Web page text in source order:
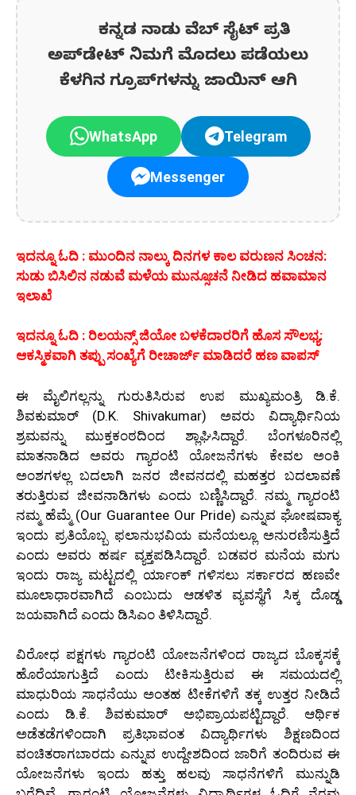
ಕನ್ನಡ ನಾಡು ವೆಬ್ ಸೈಟ್ ಪ್ರತಿ
ಅಪ್‌ಡೇಟ್‌ ನಿಮಗೆ ಮೊದಲು ಪಡೆಯಲು
ಕೆಳಗಿನ ಗ್ರೂಪ್‌ಗಳನ್ನು ಜಾಯಿನ್ ಆಗಿ
WhatsApp Telegram
Messenger
ಇದನ್ನೂ ಓದಿ : ಮುಂದಿನ ನಾಲ್ಕು ದಿನಗಳ ಕಾಲ ವರುಣನ ಸಿಂಚನ:
ಸುಡು ಬಿಸಿಲಿನ ನಡುವೆ ಮಳೆಯ ಮುನ್ಸೂಚನೆ ನೀಡಿದ ಹವಾಮಾನ
ಇಲಾಖೆ
ಇದನ್ನೂ ಓದಿ : ರಿಲಯನ್ಸ್ ಜಿಯೋ ಬಳಕೆದಾರರಿಗೆ ಹೊಸ ಸೌಲಭ್ಯ:
ಆಕಸ್ಮಿಕವಾಗಿ ತಪ್ಪು ಸಂಖ್ಯೆಗೆ ರೀಚಾರ್ಜ್ ಮಾಡಿದರೆ ಹಣ ವಾಪಸ್
ಈ ಮೈಲಿಗಲ್ಲನ್ನು ಗುರುತಿಸಿರುವ ಉಪ ಮುಖ್ಯಮಂತ್ರಿ ಡಿ.ಕೆ.
ಶಿವಕುಮಾರ್ (D.K. Shivakumar) ಅವರು ವಿದ್ಯಾರ್ಥಿನಿಯ
ಶ್ರಮವನ್ನು ಮುಕ್ತಕಂಠದಿಂದ ಶ್ಲಾಘಿಸಿದ್ದಾರೆ. ಬೆಂಗಳೂರಿನಲ್ಲಿ
ಮಾತನಾಡಿದ ಅವರು ಗ್ಯಾರಂಟಿ ಯೋಜನೆಗಳು ಕೇವಲ ಅಂಕಿ
ಅಂಶಗಳಲ್ಲ ಬದಲಾಗಿ ಜನರ ಜೀವನದಲ್ಲಿ ಮಹತ್ತರ ಬದಲಾವಣೆ
ತರುತ್ತಿರುವ ಜೀವನಾಡಿಗಳು ಎಂದು ಬಣ್ಣಿಸಿದ್ದಾರೆ. ನಮ್ಮ ಗ್ಯಾರಂಟಿ
ನಮ್ಮ ಹೆಮ್ಮೆ (Our Guarantee Our Pride) ಎನ್ನುವ ಘೋಷವಾಕ್ಯ
ಇಂದು ಪ್ರತಿಯೊಬ್ಬ ಫಲಾನುಭವಿಯ ಮನೆಯಲ್ಲೂ ಅನುರಣಿಸುತ್ತಿದೆ
ಎಂದು ಅವರು ಹರ್ಷ ವ್ಯಕ್ತಪಡಿಸಿದ್ದಾರೆ. ಬಡವರ ಮನೆಯ ಮಗು
ಇಂದು ರಾಜ್ಯ ಮಟ್ಟದಲ್ಲಿ ರ್ಯಾಂಕ್ ಗಳಿಸಲು ಸರ್ಕಾರದ ಹಣವೇ
ಮೂಲಾಧಾರವಾಗಿದೆ ಎಂಬುದು ಆಡಳಿತ ವ್ಯವಸ್ಥೆಗೆ ಸಿಕ್ಕ ದೊಡ್ಡ
ಜಯವಾಗಿದೆ ಎಂದು ಡಿಸಿಎಂ ತಿಳಿಸಿದ್ದಾರೆ.
ವಿರೋಧ ಪಕ್ಷಗಳು ಗ್ಯಾರಂಟಿ ಯೋಜನೆಗಳಿಂದ ರಾಜ್ಯದ ಬೊಕ್ಕಸಕ್ಕೆ
ಹೊರೆಯಾಗುತ್ತಿದೆ ಎಂದು ಟೀಕಿಸುತ್ತಿರುವ ಈ ಸಮಯದಲ್ಲಿ
ಮಾಧುರಿಯ ಸಾಧನೆಯು ಅಂತಹ ಟೀಕೆಗಳಿಗೆ ತಕ್ಕ ಉತ್ತರ ನೀಡಿದೆ
ಎಂದು ಡಿ.ಕೆ. ಶಿವಕುಮಾರ್ ಅಭಿಪ್ರಾಯಪಟ್ಟಿದ್ದಾರೆ. ಆರ್ಥಿಕ
ಅಡೆತಡೆಗಳಿಂದಾಗಿ ಪ್ರತಿಭಾವಂತ ವಿದ್ಯಾರ್ಥಿಗಳು ಶಿಕ್ಷಣದಿಂದ
ವಂಚಿತರಾಗಬಾರದು ಎನ್ನುವ ಉದ್ದೇಶದಿಂದ ಜಾರಿಗೆ ತಂದಿರುವ ಈ
ಯೋಜನೆಗಳು ಇಂದು ಹತ್ತು ಹಲವು ಸಾಧನೆಗಳಿಗೆ ಮುನ್ನುಡಿ